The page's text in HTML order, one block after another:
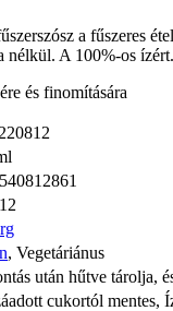
a fűszeres
nélkül. A 100%-os ízért.
és finomítására
, Vegetáriánus
után hűtve tárolja,
cukortól mentes,